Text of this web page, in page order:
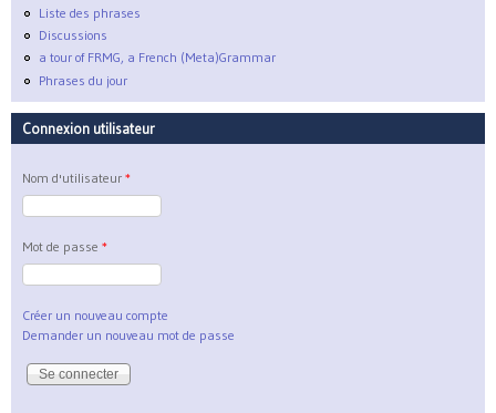
Liste des phrases
Discussions
a tour of FRMG, a French (Meta)Grammar
Phrases du jour
Connexion utilisateur
Nom d'utilisateur *
Mot de passe *
Créer un nouveau compte
Demander un nouveau mot de passe